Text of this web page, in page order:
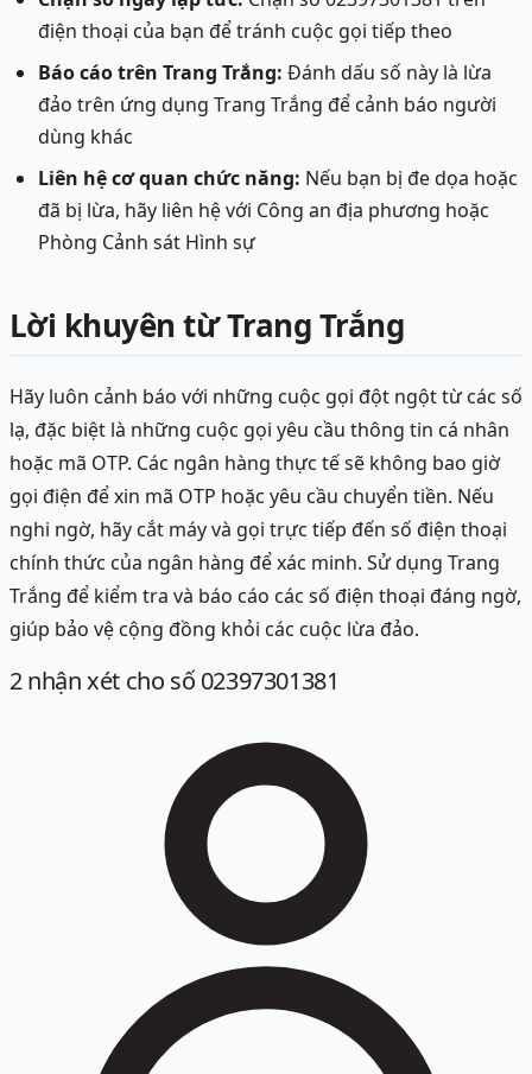
điện thoại của bạn để tránh cuộc gọi tiếp theo
Báo cáo trên Trang Trắng: Đánh dấu số này là lừa
đảo trên ứng dụng Trang Trắng để cảnh báo người
dùng khác
Liên hệ cơ quan chức năng: Nếu bạn bị đe dọa hoặc
đã bị lừa, hãy liên hệ với Công an địa phương hoặc
Phòng Cảnh sát Hình sự
Lời khuyên từ Trang Trắng
Hãy luôn cảnh báo với những cuộc gọi đột ngột từ các số
lạ, đặc biệt là những cuộc gọi yêu cầu thông tin cá nhân
hoặc mã OTP. Các ngân hàng thực tế sẽ không bao giờ
gọi điện để xin mã OTP hoặc yêu cầu chuyển tiền. Nếu
nghi ngờ, hãy cắt máy và gọi trực tiếp đến số điện thoại
chính thức của ngân hàng để xác minh. Sử dụng Trang
Trắng để kiểm tra và báo cáo các số điện thoại đáng ngờ,
giúp bảo vệ cộng đồng khỏi các cuộc lừa đảo.
2nhận xét cho số 02397301381